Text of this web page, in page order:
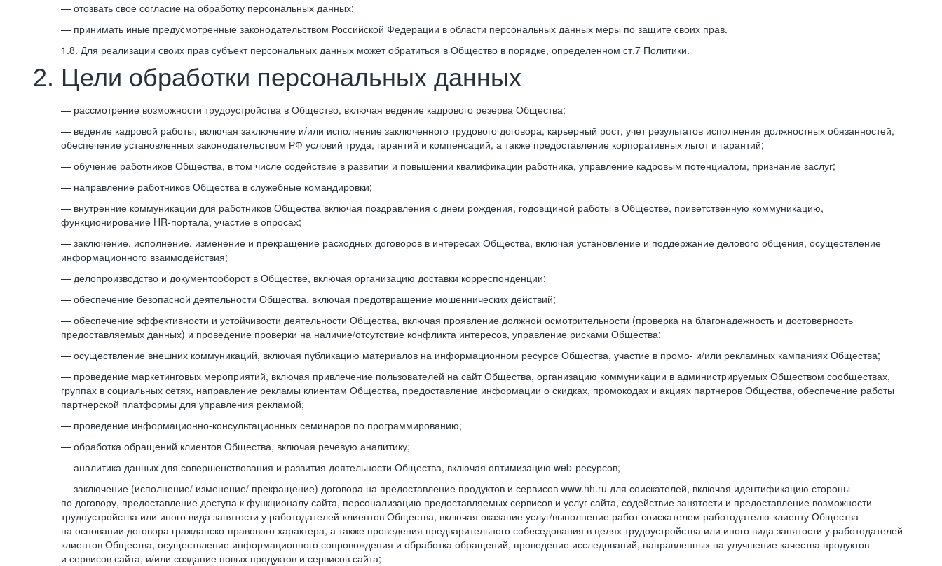
— отозвать свое согласие на обработку персональных данных;
— принимать иные предусмотренные законодательством Российской Федерации в области персональных данных меры по защите своих прав.
1.8. Для реализации своих прав субъект персональных данных может обратиться в Общество в порядке, определенном ст.7 Политики.
2. Цели обработки персональных данных
— рассмотрение возможности трудоустройства в Общество, включая ведение кадрового резерва Общества;
— ведение кадровой работы, включая заключение и/или исполнение заключенного трудового договора, карьерный рост, учет результатов исполнения должностных обязанностей,
обеспечение установленных законодательством РФ условий труда, гарантий и компенсаций, а также предоставление корпоративных льгот и гарантий;
— обучение работников Общества, в том числе содействие в развитии и повышении квалификации работника, управление кадровым потенциалом, признание заслуг;
— направление работников Общества в служебные командировки;
— внутренние коммуникации для работников Общества включая поздравления с днем рождения, годовщиной работы в Обществе, приветственную коммуникацию,
функционирование HR-портала, участие в опросах;
— заключение, исполнение, изменение и прекращение расходных договоров в интересах Общества, включая установление и поддержание делового общения, осуществление
информационного взаимодействия;
— делопроизводство и документооборот в Обществе, включая организацию доставки корреспонденции;
— обеспечение безопасной деятельности Общества, включая предотвращение мошеннических действий;
— обеспечение эффективности и устойчивости деятельности Общества, включая проявление должной осмотрительности (проверка на благонадежность и достоверность
предоставляемых данных) и проведение проверки на наличие/отсутствие конфликта интересов, управление рисками Общества;
— осуществление внешних коммуникаций, включая публикацию материалов на информационном ресурсе Общества, участие в промо- и/или рекламных кампаниях Общества;
— проведение маркетинговых мероприятий, включая привлечение пользователей на сайт Общества, организацию коммуникации в администрируемых Обществом сообществах,
группах в социальных сетях, направление рекламы клиентам Общества, предоставление информации о скидках, промокодах и акциях партнеров Общества, обеспечение работы
партнерской платформы для управления рекламой;
— проведение информационно-консультационных семинаров по программированию;
— обработка обращений клиентов Общества, включая речевую аналитику;
— аналитика данных для совершенствования и развития деятельности Общества, включая оптимизацию web-ресурсов;
— заключение (исполнение/ изменение/ прекращение) договора на предоставление продуктов и сервисов www.hh.ru для соискателей, включая идентификацию стороны
по договору, предоставление доступа к функционалу сайта, персонализацию предоставляемых сервисов и услуг сайта, содействие занятости и предоставление возможности
трудоустройства или иного вида занятости у работодателей-клиентов Общества, включая оказание услуг/выполнение работ соискателем работодателю-клиенту Общества
на основании договора гражданско-правового характера, а также проведения предварительного собеседования в целях трудоустройства или иного вида занятости у работодателей-
клиентов Общества, осуществление информационного сопровождения и обработка обращений, проведение исследований, направленных на улучшение качества продуктов
и сервисов сайта, и/или создание новых продуктов и сервисов сайта;